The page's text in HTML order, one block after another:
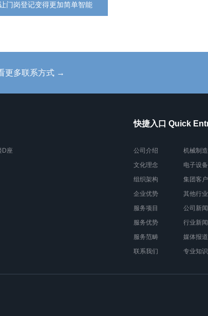
门岗登记变得更加简单智能
更多联系方式 →
D座
快捷入口 Quick
公司介绍
文化理念
组织架构
企业优势
服务项目
服务优势
服务范畴
联系我们
机械制造
电子设备
集团客户
其他行业
公司新闻
行业新闻
媒体报道
专业知识